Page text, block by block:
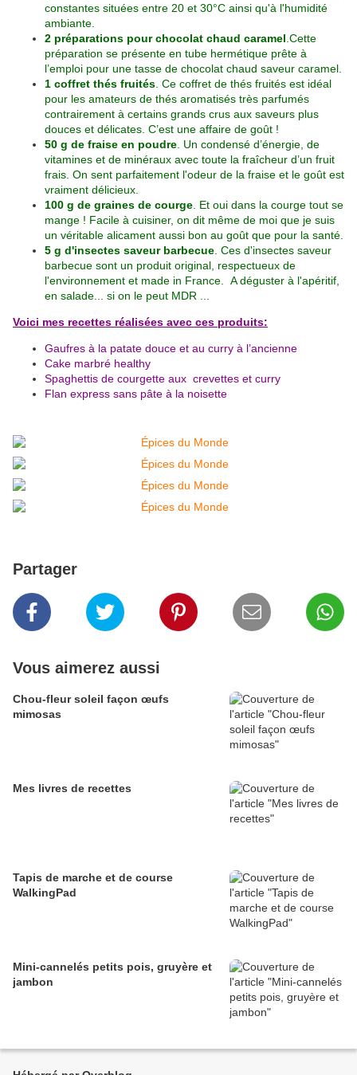
constantes situées entre 20 et 30°C ainsi qu'à l'humidité
ambiante.
2 préparations pour chocolat chaud caramel .Cette
préparation se présente en tube hermétique prête à
l’emploi pour une tasse de chocolat chaud saveur caramel.
1 coffret thés fruités . Ce coffret de thés fruités est idéal
pour les amateurs de thés aromatisés très parfumés
contrairement à certains grands crus aux saveurs plus
douces et délicates. C’est une affaire de goût !
50 g de fraise en poudre . Un condensé d’énergie, de
vitamines et de minéraux avec toute la fraîcheur d’un fruit
frais. On sent parfaitement l'odeur de la fraise et le goût est
vraiment délicieux.
100 g de graines de courge . Et oui dans la courge tout se
mange ! Facile à cuisiner, on dit même de moi que je suis
un véritable alicament aussi bon au goût que pour la santé.
5 g d'insectes saveur barbecue . Ces d'insectes saveur
barbecue sont un produit original, respectueux de
l'environnement et made in France. A déguster à l'apéritif,
en salade... si on le peut MDR ...
Voici mes recettes réalisées avec ces produits:
Gaufres à la patate douce et au curry à l’ancienne
Cake marbré healthy
Spaghettis de courgette aux crevettes et curry
Flan express sans pâte à la noisette
Partager
Vous aimerez aussi
Chou-fleur soleil façon œufs
mimosas
Mes livres de recettes
Tapis de marche et de course
WalkingPad
Mini-cannelés petits pois, gruyère et
jambon